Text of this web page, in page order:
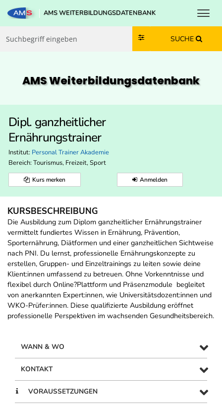
Zum Inhalt springen
Zum Navmenü springen
Zur Suche springen
Zur Footer springen
AMS WEITERBILDUNGSDATENBANK
SUCHE
AMS Weiterbildungs­datenbank
Dipl. ganzheitlicher
Ernährungstrainer
Institut: Personal Trainer Akademie
Bereich: Tourismus, Freizeit, Sport
Kurs merken Anmelden
KURSBESCHREIBUNG
Die Ausbildung zum Diplom ganzheitlicher Ernährungstrainer
vermittelt fundiertes Wissen in Ernährung, Prävention,
Sporternährung, Diätformen und einer ganzheitlichen Sichtweise
nach PNI. Du lernst, professionelle Ernährungskonzepte zu
erstellen, Gruppen- und Einzeltrainings zu leiten sowie deine
Klient:innen umfassend zu betreuen. Ohne Vorkenntnisse und
flexibel durch Online?Plattform und Präsenzmodule  begleitet
von anerkannten Expert:innen, wie Universitätsdozent:innen und
WKO-Prüfer:innen. Diese qualifizierte Ausbildung eröffnet
professionelle Perspektiven im wachsenden Gesundheitsbereich.
WANN & WO
KONTAKT
VORAUSSETZUNGEN